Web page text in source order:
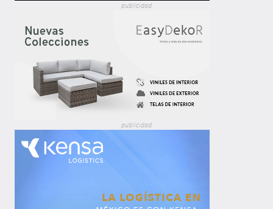
publicidad
publicidad